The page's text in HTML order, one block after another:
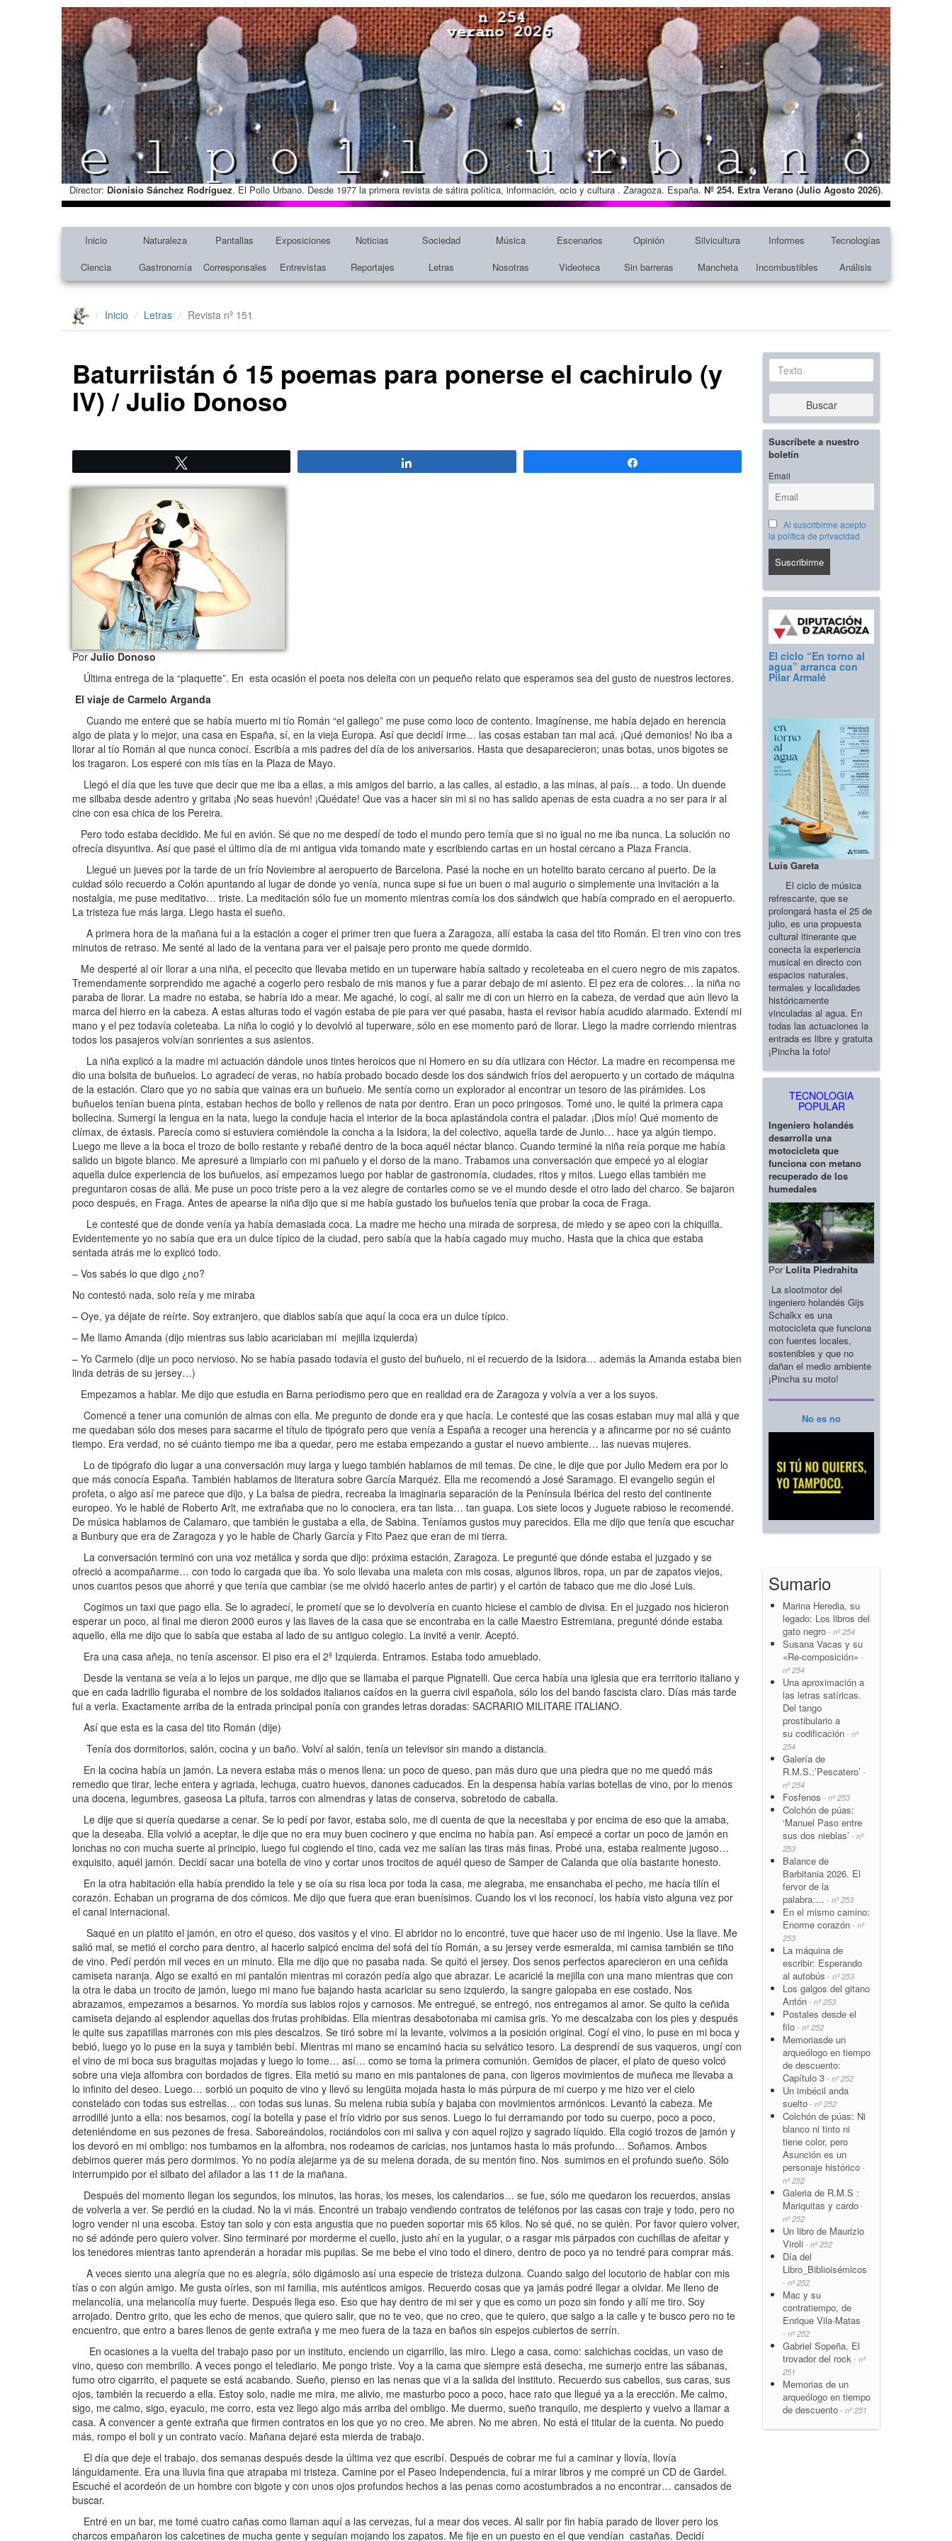
Director: Dionisio Sánchez Rodríguez. El Pollo Urbano. Desde 1977 la primera revista de sátira política, información, ocio y cultura . Zaragoza. España. Nº 254. Extra Verano (Julio Agosto 2026).
Inicio Naturaleza Pantallas Exposiciones Noticias Sociedad Música Escenarios Opinión Silvicultura Informes
Tecnologías
Ciencia
Gastronomía Corresponsales Entrevistas Reportajes Letras Nosotras Videoteca Sin barreras Mancheta Incombustibles Análisis
Inicio Letras Revista nº 151
Baturriistán ó 15 poemas para ponerse el cachirulo (y
IV) / Julio Donoso
PorJulio Donoso
Última entrega de la “plaquette”. En esta ocasión el poeta nos deleita con un pequeño relato que esperamos sea del gusto de nuestros lectores.
El viaje de Carmelo Arganda
Cuando me enteré que se había muerto mi tío Román “el gallego” me puse como loco de contento. Imagínense, me había dejado en herencia
algo de plata y lo mejor, una casa en España, sí, en la vieja Europa. Así que decidí irme… las cosas estaban tan mal acá. ¡Qué demonios! No iba a
llorar al tío Román al que nunca conocí. Escribía a mis padres del día de los aniversarios. Hasta que desaparecieron; unas botas, unos bigotes se
los tragaron. Los esperé con mis tías en la Plaza de Mayo.
Llegó el día que les tuve que decir que me iba a ellas, a mis amigos del barrio, a las calles, al estadio, a las minas, al país… a todo. Un duende
me silbaba desde adentro y gritaba ¡No seas huevón! ¡Quédate! Que vas a hacer sin mi si no has salido apenas de esta cuadra a no ser para ir al
cine con esa chica de los Pereira.
Pero todo estaba decidido. Me fui en avión. Sé que no me despedí de todo el mundo pero temía que si no igual no me iba nunca. La solución no
ofrecía disyuntiva. Así que pasé el último día de mi antigua vida tomando mate y escribiendo cartas en un hostal cercano a Plaza Francia.
Llegué un jueves por la tarde de un frío Noviembre al aeropuerto de Barcelona. Pasé la noche en un hotelito barato cercano al puerto. De la
cuidad sólo recuerdo a Colón apuntando al lugar de donde yo venía, nunca supe si fue un buen o mal augurio o simplemente una invitación a la
nostalgia, me puse meditativo… triste. La meditación sólo fue un momento mientras comía los dos sándwich que había comprado en el aeropuerto.
La tristeza fue más larga. Llego hasta el sueño.
A primera hora de la mañana fui a la estación a coger el primer tren que fuera a Zaragoza, allí estaba la casa del tito Román. El tren vino con tres
minutos de retraso. Me senté al lado de la ventana para ver el paisaje pero pronto me quede dormido.
Me desperté al oír llorar a una niña, el pececito que llevaba metido en un tuperware había saltado y recoleteaba en el cuero negro de mis zapatos.
Tremendamente sorprendido me agaché a cogerlo pero resbalo de mis manos y fue a parar debajo de mi asiento. El pez era de colores… la niña no
paraba de llorar. La madre no estaba, se habría ido a mear. Me agaché, lo cogí, al salir me di con un hierro en la cabeza, de verdad que aún llevo la
marca del hierro en la cabeza. A estas alturas todo el vagón estaba de pie para ver qué pasaba, hasta el revisor había acudido alarmado. Extendí mi
mano y el pez todavía coleteaba. La niña lo cogió y lo devolvió al tuperware, sólo en ese momento paró de llorar. Llego la madre corriendo mientras
todos los pasajeros volvían sonrientes a sus asientos.
La niña explicó a la madre mi actuación dándole unos tintes heroicos que ni Homero en su día utlizara con Héctor. La madre en recompensa me
dio una bolsita de buñuelos. Lo agradecí de veras, no había probado bocado desde los dos sándwich fríos del aeropuerto y un cortado de máquina
de la estación. Claro que yo no sabía que vainas era un buñuelo. Me sentía como un explorador al encontrar un tesoro de las pirámides. Los
buñuelos tenían buena pinta, estaban hechos de bollo y rellenos de nata por dentro. Eran un poco pringosos. Tomé uno, le quité la primera capa
bollecina. Sumergí la lengua en la nata, luego la conduje hacia el interior de la boca aplastándola contra el paladar. ¡Dios mío! Qué momento de
clímax, de éxtasis. Parecía como si estuviera comiéndole la concha a la Isidora, la del colectivo, aquella tarde de Junio… hace ya algún tiempo.
Luego me lleve a la boca el trozo de bollo restante y rebañé dentro de la boca aquél néctar blanco. Cuando terminé la niña reía porque me había
salido un bigote blanco. Me apresuré a limpiarlo con mi pañuelo y el dorso de la mano. Trabamos una conversación que empecé yo al elogiar
aquella dulce experiencia de los buñuelos, así empezamos luego por hablar de gastronomía, ciudades, ritos y mitos. Luego ellas también me
preguntaron cosas de allá. Me puse un poco triste pero a la vez alegre de contarles como se ve el mundo desde el otro lado del charco. Se bajaron
poco después, en Fraga. Antes de apearse la niña dijo que si me había gustado los buñuelos tenía que probar la coca de Fraga.
Le contesté que de donde venía ya había demasiada coca. La madre me hecho una mirada de sorpresa, de miedo y se apeo con la chiquilla.
Evidentemente yo no sabía que era un dulce típico de la ciudad, pero sabía que la había cagado muy mucho. Hasta que la chica que estaba
sentada atrás me lo explicó todo.
– Vos sabés lo que digo ¿no?
No contestó nada, solo reía y me miraba
– Oye, ya déjate de reírte. Soy extranjero, que diablos sabía que aquí la coca era un dulce típico.
– Me llamo Amanda (dijo mientras sus labio acariciaban mi mejilla izquierda)
– Yo Carmelo (dije un poco nervioso. No se había pasado todavía el gusto del buñuelo, ni el recuerdo de la Isidora… además la Amanda estaba bien
linda detrás de su jersey…)
Empezamos a hablar. Me dijo que estudia en Barna periodismo pero que en realidad era de Zaragoza y volvía a ver a los suyos.
Comencé a tener una comunión de almas con ella. Me pregunto de donde era y que hacía. Le contesté que las cosas estaban muy mal allá y que
me quedaban sólo dos meses para sacarme el título de tipógrafo pero que venía a España a recoger una herencia y a afincarme por no sé cuánto
tiempo. Era verdad, no sé cuánto tiempo me iba a quedar, pero me estaba empezando a gustar el nuevo ambiente… las nuevas mujeres.
Lo de tipógrafo dio lugar a una conversación muy larga y luego también hablamos de mil temas. De cine, le dije que por Julio Medem era por lo
que más conocía España. También hablamos de literatura sobre García Marquéz. Ella me recomendó a José Saramago. El evangelio según el
profeta, o algo así me parece que dijo, y La balsa de piedra, recreaba la imaginaria separación de la Península Ibérica del resto del continente
europeo. Yo le hablé de Roberto Arlt, me extrañaba que no lo conociera, era tan lista… tan guapa. Los siete locos y Juguete rabioso le recomendé.
De música hablamos de Calamaro, que también le gustaba a ella, de Sabina. Teníamos gustos muy parecidos. Ella me dijo que tenía que escuchar
a Bunbury que era de Zaragoza y yo le hable de Charly García y Fito Paez que eran de mi tierra.
La conversación terminó con una voz metálica y sorda que dijo: próxima estación, Zaragoza. Le pregunté que dónde estaba el juzgado y se
ofreció a acompañarme… con todo lo cargada que iba. Yo solo llevaba una maleta con mis cosas, algunos libros, ropa, un par de zapatos viejos,
unos cuantos pesos que ahorré y que tenía que cambiar (se me olvidó hacerlo antes de partir) y el cartón de tabaco que me dio José Luis.
Cogimos un taxi que pago ella. Se lo agradecí, le prometí que se lo devolvería en cuanto hiciese el cambio de divisa. En el juzgado nos hicieron
esperar un poco, al final me dieron 2000 euros y las llaves de la casa que se encontraba en la calle Maestro Estremiana, pregunté dónde estaba
aquello, ella me dijo que lo sabía que estaba al lado de su antiguo colegio. La invité a venir. Aceptó.
Era una casa añeja, no tenía ascensor. El piso era el 2º Izquierda. Entramos. Estaba todo amueblado.
Desde la ventana se veía a lo lejos un parque, me dijo que se llamaba el parque Pignatelli. Que cerca había una iglesia que era territorio italiano y
que en cada ladrillo figuraba el nombre de los soldados italianos caídos en la guerra civil española, sólo los del bando fascista claro. Días más tarde
fui a verla. Exactamente arriba de la entrada principal ponía con grandes letras doradas: SACRARIO MILITARE ITALIANO.
Así que esta es la casa del tito Román (dije)
Tenía dos dormitorios, salón, cocina y un baño. Volví al salón, tenía un televisor sin mando a distancia.
En la cocina había un jamón. La nevera estaba más o menos llena: un poco de queso, pan más duro que una piedra que no me quedó más
remedio que tirar, leche entera y agriada, lechuga, cuatro huevos, danones caducados. En la despensa había varias botellas de vino, por lo menos
una docena, legumbres, gaseosa La pitufa, tarros con almendras y latas de conserva, sobretodo de caballa.
Le dije que si quería quedarse a cenar. Se lo pedí por favor, estaba solo, me di cuenta de que la necesitaba y por encima de eso que la amaba,
que la deseaba. Ella volvió a aceptar, le dije que no era muy buen cocinero y que encima no había pan. Así empecé a cortar un poco de jamón en
lonchas no con mucha suerte al principio, luego fui cogiendo el tino, cada vez me salían las tiras más finas. Probé una, estaba realmente jugoso…
exquisito, aquél jamón. Decidí sacar una botella de vino y cortar unos trocitos de aquél queso de Samper de Calanda que olía bastante honesto.
En la otra habitación ella había prendido la tele y se oía su risa loca por toda la casa, me alegraba, me ensanchaba el pecho, me hacía tilín el
corazón. Echaban un programa de dos cómicos. Me dijo que fuera que eran buenísimos. Cuando los vi los reconocí, los había visto alguna vez por
el canal internacional.
Saqué en un platito el jamón, en otro el queso, dos vasitos y el vino. El abridor no lo encontré, tuve que hacer uso de mi ingenio. Use la llave. Me
salió mal, se metió el corcho para dentro, al hacerlo salpicó encima del sofá del tío Román, a su jersey verde esmeralda, mi camisa también se tiño
de vino. Pedí perdón mil veces en un minuto. Ella me dijo que no pasaba nada. Se quitó el jersey. Dos senos perfectos aparecieron en una ceñida
camiseta naranja. Algo se exaltó en mi pantalón mientras mi corazón pedía algo que abrazar. Le acaricié la mejilla con una mano mientras que con
la otra le daba un trocito de jamón, luego mi mano fue bajando hasta acariciar su seno izquierdo, la sangre galopaba en ese costado. Nos
abrazamos, empezamos a besarnos. Yo mordía sus labios rojos y carnosos. Me entregué, se entregó, nos entregamos al amor. Se quito la ceñida
camiseta dejando al esplendor aquellas dos frutas prohibidas. Ella mientras desabotonaba mi camisa gris. Yo me descalzaba con los pies y después
le quite sus zapatillas marrones con mis pies descalzos. Se tiró sobre mí la levante, volvimos a la posición original. Cogí el vino, lo puse en mi boca y
bebió, luego yo lo puse en la suya y también bebí. Mientras mi mano se encaminó hacia su selvático tesoro. La desprendí de sus vaqueros, ungí con
el vino de mi boca sus braguitas mojadas y luego lo tome… así… como se toma la primera comunión. Gemidos de placer, el plato de queso volcó
sobre una vieja alfombra con bordados de tigres. Ella metió su mano en mis pantalones de pana, con ligeros movimientos de muñeca me llevaba a
lo infinito del deseo. Luego… sorbió un poquito de vino y llevó su lengüita mojada hasta lo más púrpura de mi cuerpo y me hizo ver el cielo
constelado con todas sus estrellas… con todas sus lunas. Su melena rubia subía y bajaba con movimientos armónicos. Levantó la cabeza. Me
arrodillé junto a ella: nos besamos, cogí la botella y pase el frío vidrio por sus senos. Luego lo fui derramando por todo su cuerpo, poco a poco,
deteniéndome en sus pezones de fresa. Saboreándolos, rociándolos con mi saliva y con aquel rojizo y sagrado líquido. Ella cogió trozos de jamón y
los devoró en mi ombligo: nos tumbamos en la alfombra, nos rodeamos de caricias, nos juntamos hasta lo más profundo… Soñamos. Ambos
debimos querer más pero dormimos. Yo no podía alejarme ya de su melena dorada, de su mentón fino. Nos sumimos en el profundo sueño. Sólo
interrumpido por el silbato del afilador a las 11 de la mañana.
Después del momento llegan los segundos, los minutos, las horas, los meses, los calendarios… se fue, sólo me quedaron los recuerdos, ansias
de volverla a ver. Se perdió en la ciudad. No la vi más. Encontré un trabajo vendiendo contratos de teléfonos por las casas con traje y todo, pero no
logro vender ni una escoba. Estoy tan solo y con esta angustia que no pueden soportar mis 65 kilos. No sé qué, no se quién. Por favor quiero volver,
no sé adónde pero quiero volver. Sino terminaré por morderme el cuello, justo ahí en la yugular, o a rasgar mis párpados con cuchillas de afeitar y
los tenedores mientras tanto aprenderán a horadar mis pupilas. Se me bebe el vino todo el dinero, dentro de poco ya no tendré para comprar más.
A veces siento una alegría que no es alegría, sólo digámoslo así una especie de tristeza dulzona. Cuando salgo del locutorio de hablar con mis
tías o con algún amigo. Me gusta oírles, son mi familia, mis auténticos amigos. Recuerdo cosas que ya jamás podré llegar a olvidar. Me lleno de
melancolía, una melancolía muy fuerte. Después llega eso. Eso que hay dentro de mi ser y que es como un pozo sin fondo y allí me tiro. Soy
arrojado. Dentro grito, que les echo de menos, que quiero salir, que no te veo, que no creo, que te quiero, que salgo a la calle y te busco pero no te
encuentro, que entro a bares llenos de gente extraña y me meo fuera de la taza en baños sin espejos cubiertos de serrín.
En ocasiones a la vuelta del trabajo paso por un instituto, enciendo un cigarrillo, las miro. Llego a casa, como: salchichas cocidas, un vaso de
vino, queso con membrillo. A veces pongo el telediario. Me pongo triste. Voy a la cama que siempre está desecha, me sumerjo entre las sábanas,
fumo otro cigarrito, el paquete se está acabando. Sueño, pienso en las nenas que vi a la salida del instituto. Recuerdo sus cabellos, sus caras, sus
ojos, también la recuerdo a ella. Estoy solo, nadie me mira, me alivio, me masturbo poco a poco, hace rato que llegué ya a la erección. Me calmo,
sigo, me calmo, sigo, eyaculo, me corro, esta vez llego algo más arriba del ombligo. Me duermo, sueño tranquilo, me despierto y vuelvo a llamar a
casa. A convencer a gente extraña que firmen contratos en los que yo no creo. Me abren. No me abren. No está el titular de la cuenta. No puedo
más, rompo el boli y un contrato vacío. Mañana dejaré esta mierda de trabajo.
El día que deje el trabajo, dos semanas después desde la última vez que escribí. Después de cobrar me fui a caminar y llovía, llovía
lánguidamente. Era una lluvia fina que atrapaba mi tristeza. Camine por el Paseo Independencia, fui a mirar libros y me compré un CD de Gardel.
Escuché el acordeón de un hombre con bigote y con unos ojos profundos hechos a las penas como acostumbrados a no encontrar… cansados de
buscar.
Entré en un bar, me tomé cuatro cañas como llaman aquí a las cervezas, fui a mear dos veces. Al salir por fin había parado de llover pero los
charcos empañaron los calcetines de mucha gente y seguían mojando los zapatos. Me fije en un puesto en el que vendían castañas. Decidí
Texto
Buscar
Suscríbete a nuestro
boletín
Email
Al suscribirme acepto
la política de privacidad
El ciclo “En torno al
agua” arranca con
Pilar Armalé
Luis Gareta
El ciclo de música
refrescante, que se
prolongará hasta el 25 de
julio, es una propuesta
cultural itinerante que
conecta la experiencia
musical en directo con
espacios naturales,
termales y localidades
históricamente
vinculadas al agua. En
todas las actuaciones la
entrada es libre y gratuita
¡Pincha la foto!
TECNOLOGIA
POPULAR
Ingeniero holandés
desarrolla una
motocicleta que
funciona con metano
recuperado de los
humedales
Por Lolita Piedrahita
La slootmotor del
ingeniero holandés Gijs
Schalkx es una
motocicleta que funciona
con fuentes locales,
sostenibles y que no
dañan el medio ambiente
¡Pincha su moto!
No es no
Sumario
Marina Heredia, su
legado: Los libros del
gato negro - nº 254
Susana Vacas y su
«Re-composición» -
nº 254
Una aproximación a
las letras satíricas.
Del tango
prostibulario a
su codificación - nº
254
Galería de
R.M.S.:’Pescatero’ -
nº 254
Fosfenos - nº 253
Colchón de púas:
‘Manuel Paso entre
sus dos nieblas’ - nº
253
Balance de
Barbitania 2026. El
fervor de la
palabra…. - nº 253
En el mismo camino:
Enorme corazón - nº
253
La máquina de
escribir: Esperando
al autobús - nº 253
Los galgos del gitano
Antón - nº 253
Postales desde el
filo - nº 252
Memoriasde un
arqueólogo en tiempo
de descuento:
Capítulo 3 - nº 252
Un imbécil anda
suelto - nº 252
Colchón de púas: Ni
blanco ni tinto ni
tiene color, pero
Asunción es un
personaje histórico -
nº 252
Galeria de R.M.S :
Mariquitas y cardo -
nº 252
Un libro de Maurizio
Viroli - nº 252
Día del
Libro_Biblioisémicos
- nº 252
Mac y su
contratiempo, de
Enrique Vila-Matas
- nº 252
Gabriel Sopeña. El
trovador del rock - nº
251
Memorias de un
arqueólogo en tiempo
de descuento - nº 251